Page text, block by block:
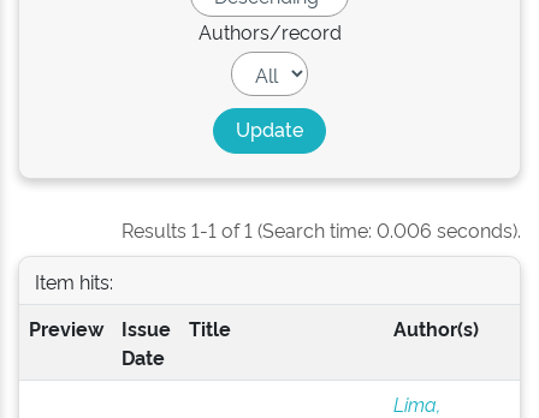
Authors/record
Results 1-1 of 1 (Search time: 0.006 seconds).
Item hits:
Preview
Issue
Date
Title Author(s)
Lima,